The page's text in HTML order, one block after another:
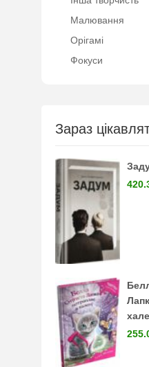
Малювання
Орігамі
Фокуси
Зараз